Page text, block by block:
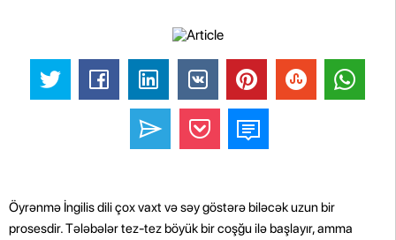
Öyrənmə İngilis dili çox vaxt və səy göstərə biləcək uzun bir
prosesdir. Tələbələr tez-tez böyük bir coşğu ilə başlayır, amma